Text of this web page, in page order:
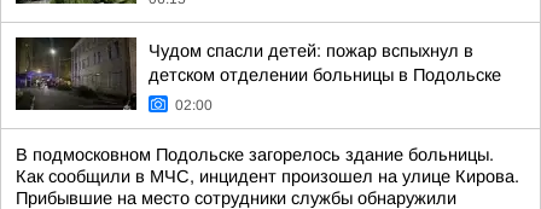
Чудом спасли детей: пожар вспыхнул в
детском отделении больницы в Подольске
02:00
В подмосковном Подольске загорелось здание больницы.
Как сообщили в МЧС, инцидент произошел на улице Кирова.
Прибывшие на место сотрудники службы обнаружили